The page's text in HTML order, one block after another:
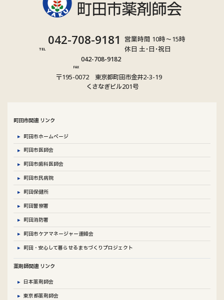
TEL
042-708-9181
ル
FAX
042-708-9182
ル
ー
営業時間 10時～15時
休日 土･日･祝日
〒195-0072 東京都町田市金井2-3-19
くさなぎビル201号
町田市関連 リンク
町田市ホームページ
町田市医師会
町田市歯科医師会
町田市民病院
町田保健所
町田警察署
町田消防署
町田市ケアマネージャー連絡会
町田・安心して暮らせるまちづくりプロジェクト
薬剤師関連 リンク
日本薬剤師会
東京都薬剤師会